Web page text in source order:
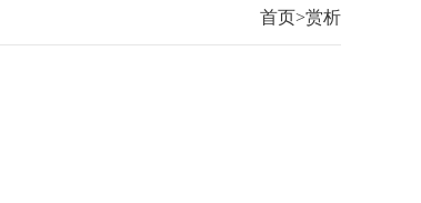
首页 赏析